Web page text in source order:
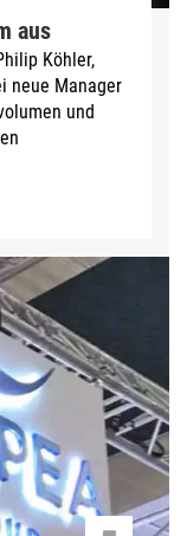
aus
Köhler,
neue Manager
und